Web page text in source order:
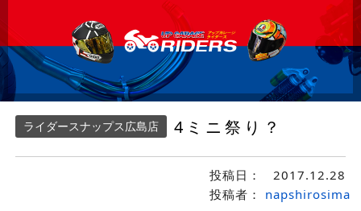
ライダースナップス広島店 4ミニ祭り？
投稿日：
2017.12.28
投稿者：
napshirosima